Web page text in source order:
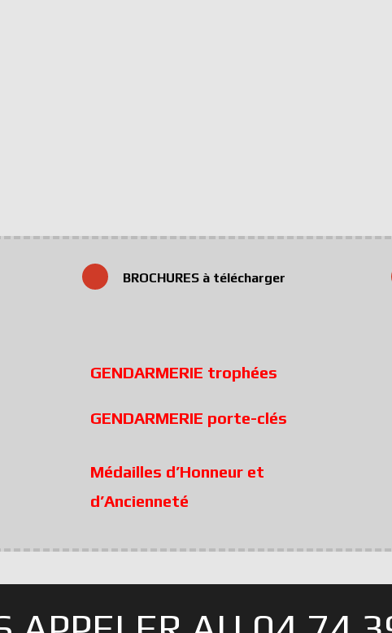
BROCHURES à télécharger
GENDARMERIE trophées
GENDARMERIE porte-clés
Médailles d’Honneur et
d’Ancienneté